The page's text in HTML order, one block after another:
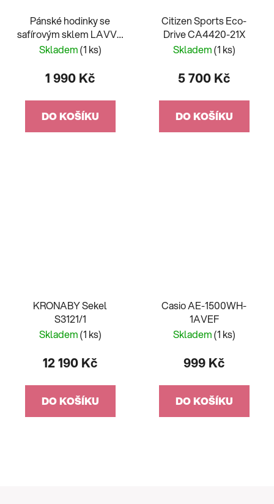
Pánské hodinky se
safírovým sklem LAVVU
DYKKER Blue LWM0191
Skladem(1 ks)
1 990 Kč
DO KOŠÍKU
Citizen Sports Eco-
Drive CA4420-21X
Skladem(1 ks)
5 700 Kč
DO KOŠÍKU
KRONABY Sekel
S3121/1
Skladem(1 ks)
12 190 Kč
DO KOŠÍKU
Casio AE-1500WH-
1AVEF
Skladem(1 ks)
999 Kč
DO KOŠÍKU